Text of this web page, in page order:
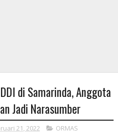
di Samarinda, Anggota
Jadi Narasumber
21, 2022 ORMAS